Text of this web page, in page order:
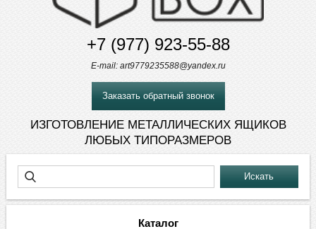
+7 (977) 923-55-88
E-mail: art9779235588@yandex.ru
Заказать обратный звонок
ИЗГОТОВЛЕНИЕ МЕТАЛЛИЧЕСКИХ ЯЩИКОВ
ЛЮБЫХ ТИПОРАЗМЕРОВ
Каталог